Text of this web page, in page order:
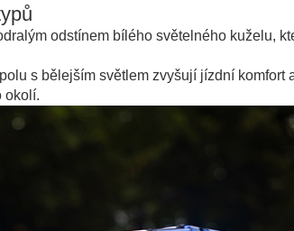
odstínem bílého světelného kuželu,
s bělejším světlem zvyšují jízdní komfort
okolí.